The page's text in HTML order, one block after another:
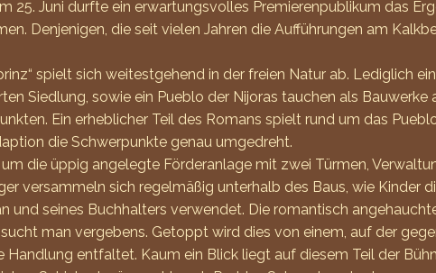
25. Juni durfte ein erwartungsvolles Premierenpublikum das
Denjenigen, die seit vielen Jahren die Aufführungen am
spielt sich weitestgehend in der freien Natur ab. Lediglich
Siedlung, sowie ein Pueblo der Nijoras tauchen als
Ein erheblicher Teil des Romans spielt rund um das
die Schwerpunkte genau umgedreht.
die üppig angelegte Förderanlage mit zwei Türmen,
versammeln sich regelmäßig unterhalb des Baus, wie Kinder
und seines Buchhalters verwendet. Die romantisch
man vergebens. Getoppt wird dies von einem, auf der
entfaltet. Kaum ein Blick liegt auf diesem Teil der